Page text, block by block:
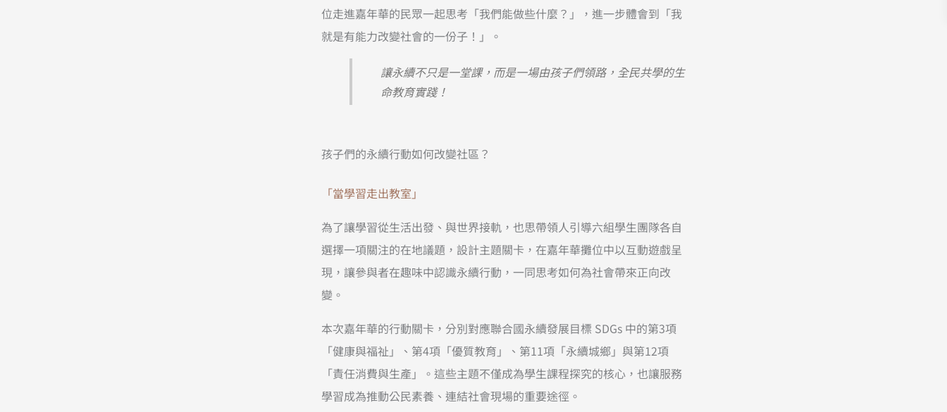
位走進嘉年華的民眾一起思考「我們能做些什麼？」，進一步體會到「我
就是有能力改變社會的一份子！」。
讓永續不只是一堂課，而是一場由孩子們領路，全民共學的生
命教育實踐！
孩子們的永續行動如何改變社區？
「當學習走出教室」
為了讓學習從生活出發、與世界接軌，也思帶領人引導六組學生團隊各自
選擇一項關注的在地議題，設計主題關卡，在嘉年華攤位中以互動遊戲呈
現，讓參與者在趣味中認識永續行動，一同思考如何為社會帶來正向改
變。
本次嘉年華的行動關卡，分別對應聯合國永續發展目標 SDGs 中的第3項
「健康與福祉」、第4項「優質教育」、第11項「永續城鄉」與第12項
「責任消費與生產」。這些主題不僅成為學生課程探究的核心，也讓服務
學習成為推動公民素養、連結社會現場的重要途徑。